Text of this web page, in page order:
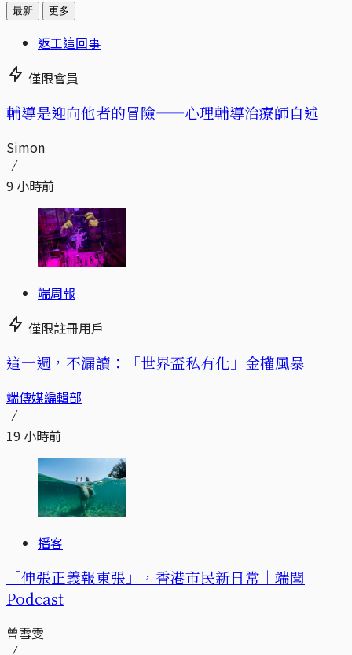
最新 更多
返工這回事
僅限會員
輔導是迎向他者的冒險——心理輔導治療師自述
Simon
9 小時前
端周報
僅限註冊用戶
這一週，不漏讀：「世界盃私有化」金權風暴
端傳媒編輯部
19 小時前
播客
「伸張正義報東張」，香港市民新日常｜端聞
Podcast
曾雪雯